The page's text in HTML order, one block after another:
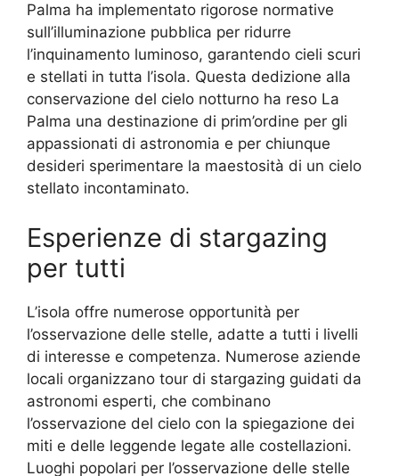
Palma ha implementato rigorose normative
sull’illuminazione pubblica per ridurre
l’inquinamento luminoso, garantendo cieli scuri
e stellati in tutta l’isola. Questa dedizione alla
conservazione del cielo notturno ha reso La
Palma una destinazione di prim’ordine per gli
appassionati di astronomia e per chiunque
desideri sperimentare la maestosità di un cielo
stellato incontaminato.
Esperienze di stargazing
per tutti
L’isola offre numerose opportunità per
l’osservazione delle stelle, adatte a tutti i livelli
di interesse e competenza. Numerose aziende
locali organizzano tour di stargazing guidati da
astronomi esperti, che combinano
l’osservazione del cielo con la spiegazione dei
miti e delle leggende legate alle costellazioni.
Luoghi popolari per l’osservazione delle stelle